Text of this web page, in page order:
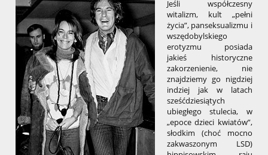
Jeśli współczesny
witalizm, kult „pełni
życia”, panseksualizmu i
wszędobylskiego
erotyzmu posiada
jakieś historyczne
zakorzenienie, nie
znajdziemy go nigdziej
indziej jak w latach
sześćdziesiątych
ubiegłego stulecia, w
„epoce dzieci kwiatów”,
słodkim (choć mocno
zakwaszonym LSD)